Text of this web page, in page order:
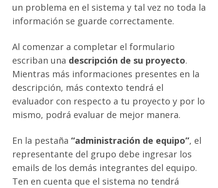
un problema en el sistema y tal vez no toda la
información se guarde correctamente.
Al comenzar a completar el formulario
escriban una descripción de su proyecto.
Mientras más informaciones presentes en la
descripción, más contexto tendrá el
evaluador con respecto a tu proyecto y por lo
mismo, podrá evaluar de mejor manera.
En la pestaña “administración de equipo”, el
representante del grupo debe ingresar los
emails de los demás integrantes del equipo.
Ten en cuenta que el sistema no tendrá